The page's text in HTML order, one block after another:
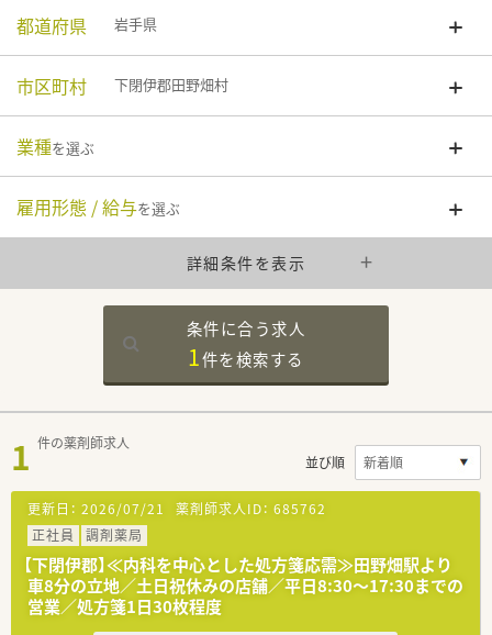
都道府県 岩手県
市区町村 下閉伊郡田野畑村
業種を選ぶ
雇用形態 / 給与を選ぶ
詳細条件を表示
条件に合う求人
1件を検索する
1 件の薬剤師求人
並び順
更新日： 2026/07/21 薬剤師求人ID： 685762
正社員
調剤薬局
【下閉伊郡】≪内科を中心とした処方箋応需≫田野畑駅より
車8分の立地／土日祝休みの店舗／平日8:30～17:30までの
営業／処方箋1日30枚程度